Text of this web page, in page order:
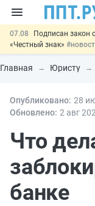
07.08
Подписан закон
«Честный знак»
07.08 Дистанционную
07.08
Важно
отношений#новости
#новости
Главная Юристу
Опубликовано: 28
Обновлено: 2 авг
Что
банке